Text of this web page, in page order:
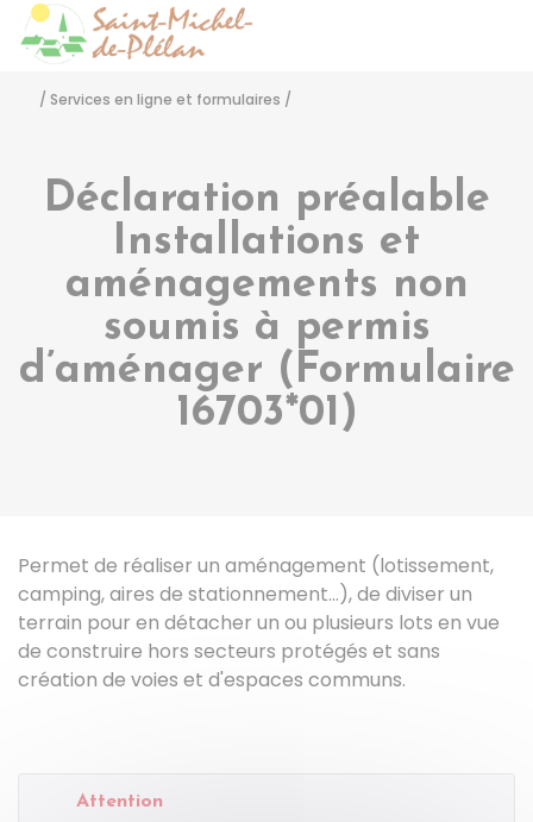
/ Services en ligne et formulaires /
Déclaration préalable
Installations et
aménagements non
soumis à permis
d’aménager (Formulaire
16703*01)
Permet de réaliser un aménagement (lotissement,
camping, aires de stationnement...), de diviser un
terrain pour en détacher un ou plusieurs lots en vue
de construire hors secteurs protégés et sans
création de voies et d'espaces communs.
Attention